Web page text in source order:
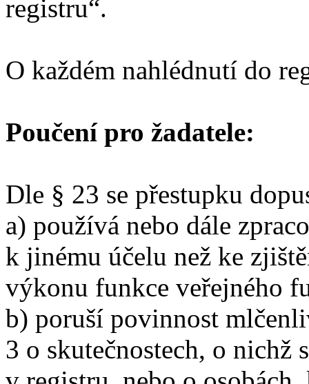
registru“.
O každém nahlédnutí do
Poučení pro žadatele:
Dle § 23 se přestupku
a) používá nebo dále
k jinému účelu než ke
výkonu funkce veřejného
b) poruší povinnost
3 o skutečnostech, o nichž